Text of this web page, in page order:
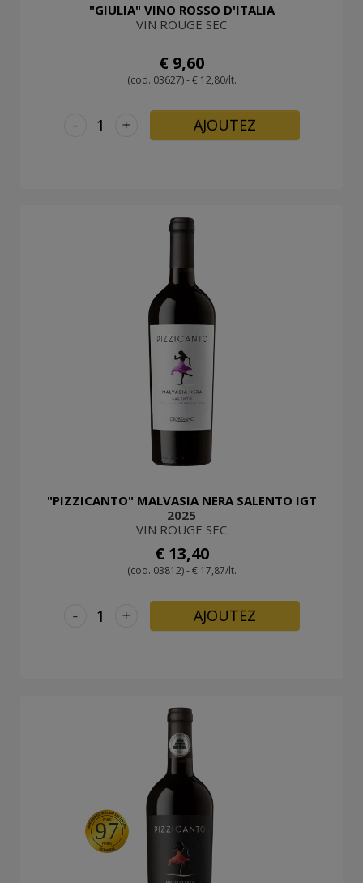
"GIULIA" VINO ROSSO D'ITALIA
VIN ROUGE SEC
€ 9,60
(cod. 03627) - € 12,80/lt.
+
- AJOUTEZ
"PIZZICANTO" MALVASIA NERA SALENTO IGT
2025
VIN ROUGE SEC
€ 13,40
(cod. 03812) - € 17,87/lt.
+
- AJOUTEZ
97